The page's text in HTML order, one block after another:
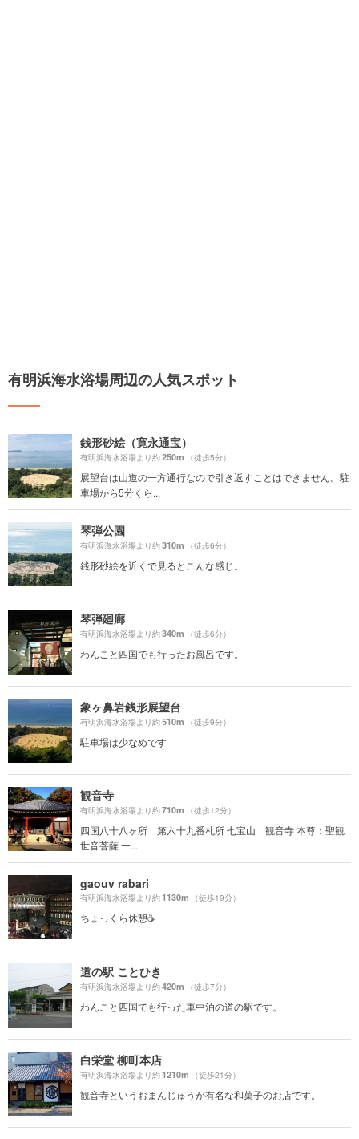
有明浜海水浴場周辺の人気スポット
銭形砂絵（寛永通宝）
有明浜海水浴場より約250m （徒歩5分）
展望台は山道の一方通行なので引き返すことはできません。駐
車場から5分くら...
琴弾公園
有明浜海水浴場より約310m （徒歩6分）
銭形砂絵を近くで見るとこんな感じ。
琴弾廻廊
有明浜海水浴場より約340m （徒歩6分）
わんこと四国でも行ったお風呂です。
象ヶ鼻岩銭形展望台
有明浜海水浴場より約510m （徒歩9分）
駐車場は少なめです
観音寺
有明浜海水浴場より約710m （徒歩12分）
四国八十八ヶ所 第六十九番札所 七宝山 観音寺 本尊：聖観
世音菩薩 一...
gaouv rabari
有明浜海水浴場より約1130m （徒歩19分）
ちょっくら休憩☕️
道の駅 ことひき
有明浜海水浴場より約420m （徒歩7分）
わんこと四国でも行った車中泊の道の駅です。
白栄堂 柳町本店
有明浜海水浴場より約1210m （徒歩21分）
観音寺というおまんじゅうが有名な和菓子のお店です。